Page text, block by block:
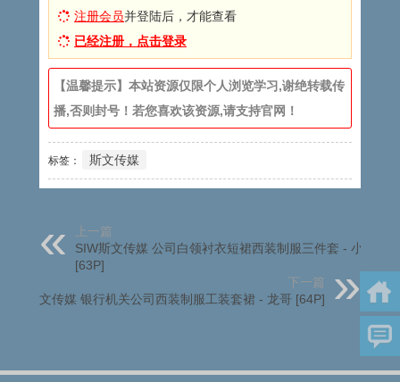
注册会员并登陆后，才能查看
已经注册，点击登录
【温馨提示】本站资源仅限个人浏览学习,谢绝转载传
播,否则封号！若您喜欢该资源,请支持官网！
标签： 斯文传媒
上一篇
SIW斯文传媒 公司白领衬衣短裙西装制服三件套 - 小谈
[63P]
下一篇
SIW斯文传媒 银行机关公司西装制服工装套裙 - 龙哥 [64P]